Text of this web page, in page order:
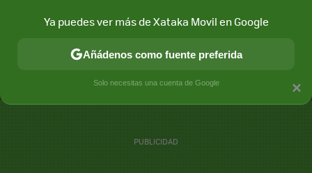
MÓVIL Y SOCIEDAD APLICACIONES ×
Ya puedes ver más de Xataka Movil en Google
Añádenos como fuente preferida
Solo necesitas una cuenta de Google